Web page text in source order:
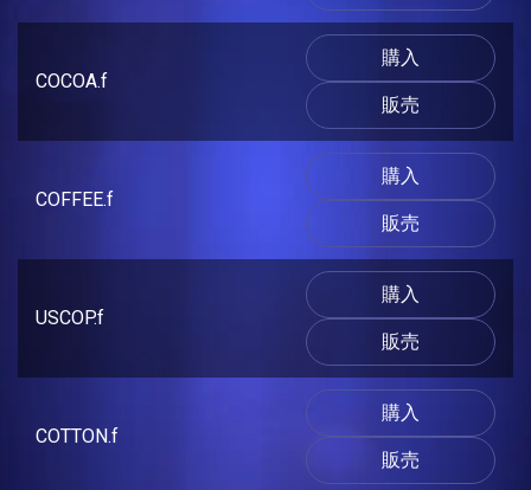
COCOA.f
購入
販売
COFFEE.f
購入
販売
USCOP.f
購入
販売
COTTON.f
購入
販売